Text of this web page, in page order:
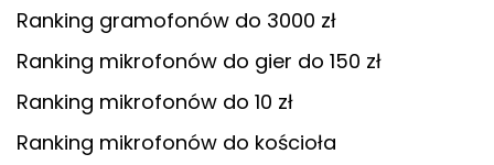
Ranking gramofonów do 3000 zł
Ranking mikrofonów do gier do 150 zł
Ranking mikrofonów do 10 zł
Ranking mikrofonów do kościoła